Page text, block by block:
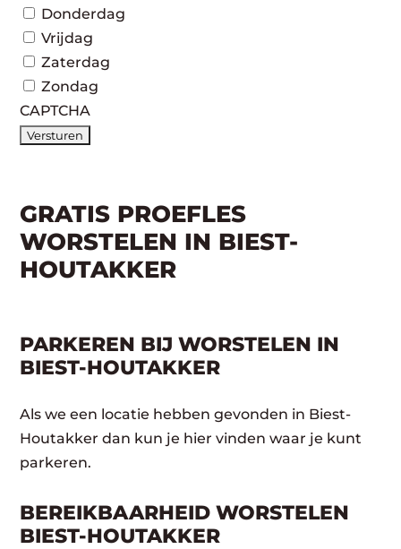
Donderdag
Vrijdag
Zaterdag
Zondag
CAPTCHA
GRATIS PROEFLES
WORSTELEN IN BIEST-
HOUTAKKER
PARKEREN BIJ WORSTELEN IN
BIEST-HOUTAKKER
Als we een locatie hebben gevonden in Biest-
Houtakker dan kun je hier vinden waar je kunt
parkeren.
BEREIKBAARHEID WORSTELEN
BIEST-HOUTAKKER